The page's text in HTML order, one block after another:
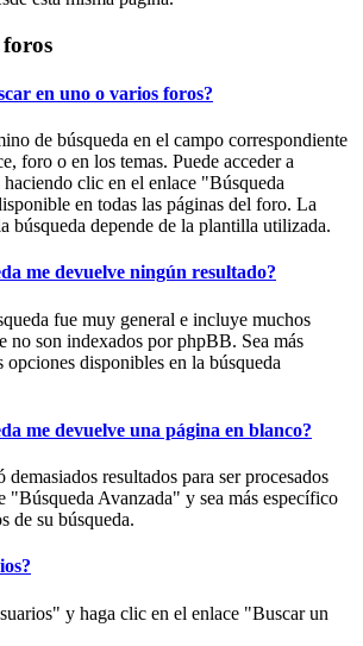
en uno o varios foros?
de búsqueda en el campo correspondiente
foro o en los temas. Puede acceder a
haciendo clic en el enlace "Búsqueda
en todas las páginas del foro. La
búsqueda depende de la plantilla utilizada.
me devuelve ningún resultado?
fue muy general e incluye muchos
no son indexados por phpBB. Sea más
disponibles en la búsqueda
me devuelve una página en blanco?
resultados para ser procesados
"Búsqueda Avanzada" y sea más específico
de su búsqueda.
y haga clic en el enlace "Buscar un